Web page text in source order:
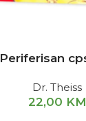
Periferisan
Dr. Theiss
22,00 KM